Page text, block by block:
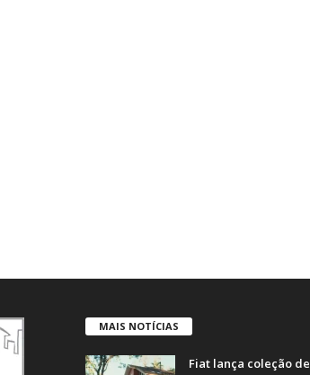
MAIS NOTÍCIAS
Fiat lança coleção de